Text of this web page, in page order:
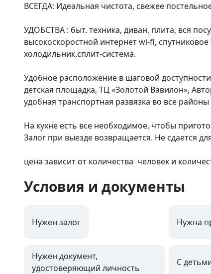
ВСЕГДА: Идеальная чистота, свежее
УДОБСТВА : быт. техника, диван, плита, вся
высокоскоростной интернет wi-fi,
холодильник,сплит-система.
Удобнoе pаcпoлoжeниe в шaговой
дeтcкaя площадкa, TЦ «Золoтой Вавилон»,
удобная транспортная развязка во все районы
На кухне есть все необходимое, чтобы
Залог при выезде возвращается. Не сдается
цена зависит от количества  человек и
Условия и документы
Нужен залог Нужна
Нужен документ,
удостоверяющий личность
С